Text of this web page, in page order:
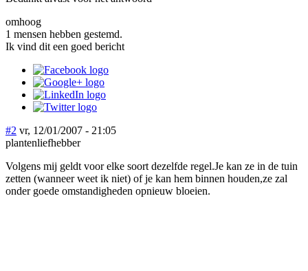
omhoog
1 mensen hebben gestemd.
Ik vind dit een goed bericht
#2 vr, 12/01/2007 - 21:05
plantenliefhebber
Volgens mij geldt voor elke soort dezelfde regel.Je kan ze in de tuin
zetten (wanneer weet ik niet) of je kan hem binnen houden,ze zal
onder goede omstandigheden opnieuw bloeien.